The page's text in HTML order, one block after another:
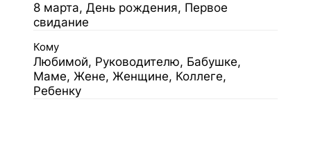
8 марта, День рождения, Первое
свидание
Кому
Любимой, Руководителю, Бабушке,
Маме, Жене, Женщине, Коллеге,
Ребенку